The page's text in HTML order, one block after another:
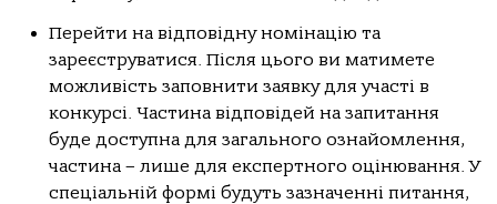
Перейти на відповідну номінацію та
зареєструватися. Після цього ви матимете
можливість заповнити заявку для участі в
конкурсі. Частина відповідей на запитання
буде доступна для загального ознайомлення,
частина – лише для експертного оцінювання. У
спеціальній формі будуть зазначенні питання,